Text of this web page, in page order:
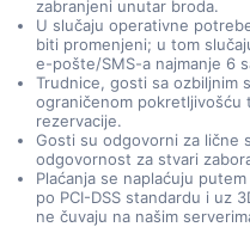
zabranjeni unutar broda.
U slučaju operativne
biti promenjeni; u tom
e-pošte/SMS-a najmanje 6
Trudnice, gosti sa ozbiljnim
ograničenom pokretljivošću
rezervacije.
Gosti su odgovorni za lične
odgovornost za stvari
Plaćanja se naplaćuju
po PCI-DSS standardu i uz
ne čuvaju na našim